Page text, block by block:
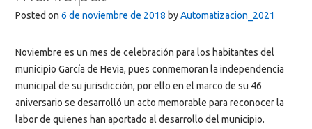
Posted on 6 de noviembre de 2018 byAutomatizacion_2021
Noviembre es un mes de celebración para los habitantes del
municipio García de Hevia, pues conmemoran la independencia
municipal de su jurisdicción, por ello en el marco de su 46
aniversario se desarrolló un acto memorable para reconocer la
labor de quienes han aportado al desarrollo del municipio.